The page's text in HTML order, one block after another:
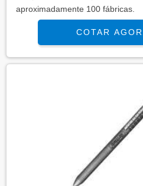
aproximadamente 100 fábricas.
COTAR